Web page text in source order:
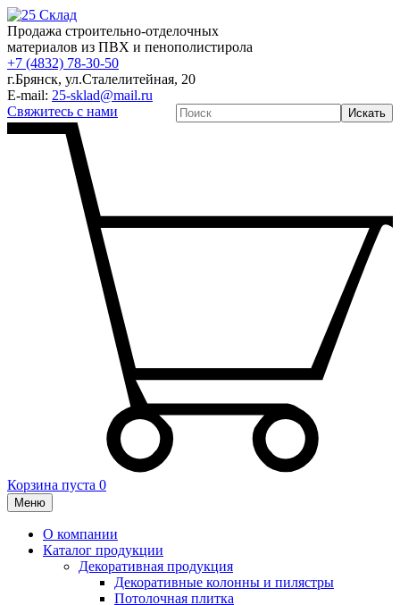
Продажа строительно-отделочных
материалов из ПВХ и пенополистирола
+7 (4832) 78-30-50
г.Брянск, ул.Сталелитейная, 20
E-mail: 25-sklad@mail.ru
Свяжитесь с нами
Искать
Корзина пуста 0
Меню
О компании
Каталог продукции
Декоративная продукция
Декоративные колонны и пилястры
Потолочная плитка